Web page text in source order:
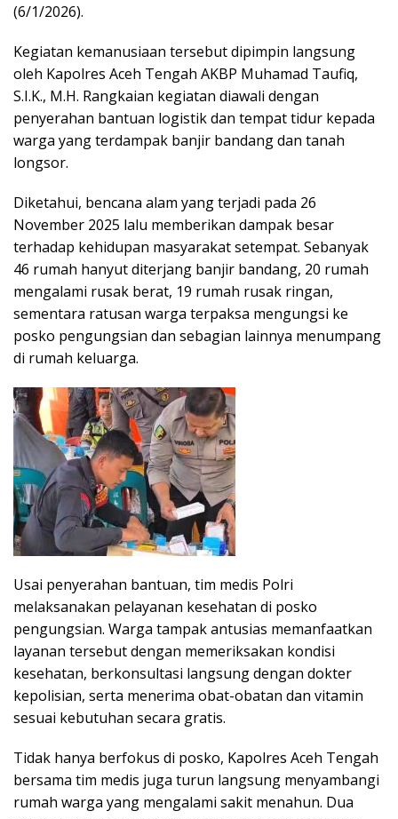
(6/1/2026).
Kegiatan kemanusiaan tersebut dipimpin langsung
oleh Kapolres Aceh Tengah AKBP Muhamad Taufiq,
S.I.K., M.H. Rangkaian kegiatan diawali dengan
penyerahan bantuan logistik dan tempat tidur kepada
warga yang terdampak banjir bandang dan tanah
longsor.
Diketahui, bencana alam yang terjadi pada 26
November 2025 lalu memberikan dampak besar
terhadap kehidupan masyarakat setempat. Sebanyak
46 rumah hanyut diterjang banjir bandang, 20 rumah
mengalami rusak berat, 19 rumah rusak ringan,
sementara ratusan warga terpaksa mengungsi ke
posko pengungsian dan sebagian lainnya menumpang
di rumah keluarga.
Usai penyerahan bantuan, tim medis Polri
melaksanakan pelayanan kesehatan di posko
pengungsian. Warga tampak antusias memanfaatkan
layanan tersebut dengan memeriksakan kondisi
kesehatan, berkonsultasi langsung dengan dokter
kepolisian, serta menerima obat-obatan dan vitamin
sesuai kebutuhan secara gratis.
Tidak hanya berfokus di posko, Kapolres Aceh Tengah
bersama tim medis juga turun langsung menyambangi
rumah warga yang mengalami sakit menahun. Dua